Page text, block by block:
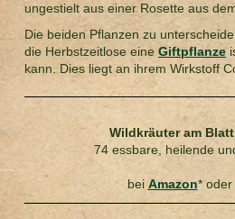
ungestielt aus einer Rosette aus
Die beiden Pflanzen zu
die Herbstzeitlose eineGiftpflanze
kann. Dies liegt an ihrem Wirkstoff
Wildkräuter am
74 essbare, heilende
bei Amazon* oder